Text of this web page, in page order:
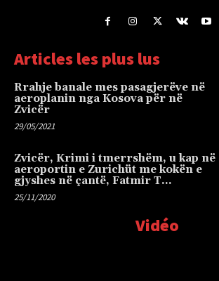
Articles les plus lus
Rrahje banale mes pasagjerëve në
aeroplanin nga Kosova për në
Zvicër
29/05/2021
Zvicër, Krimi i tmerrshëm, u kap në
aeroportin e Zurichüt me kokën e
gjyshes në çantë, Fatmir T…
25/11/2020
Vidéo